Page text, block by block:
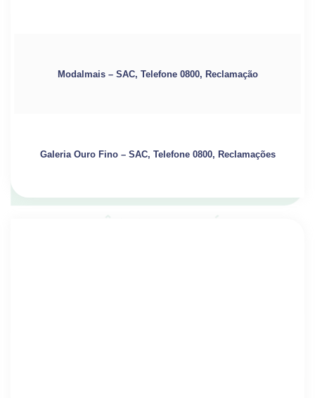
Modalmais – SAC, Telefone 0800, Reclamação
Galeria Ouro Fino – SAC, Telefone 0800, Reclamações